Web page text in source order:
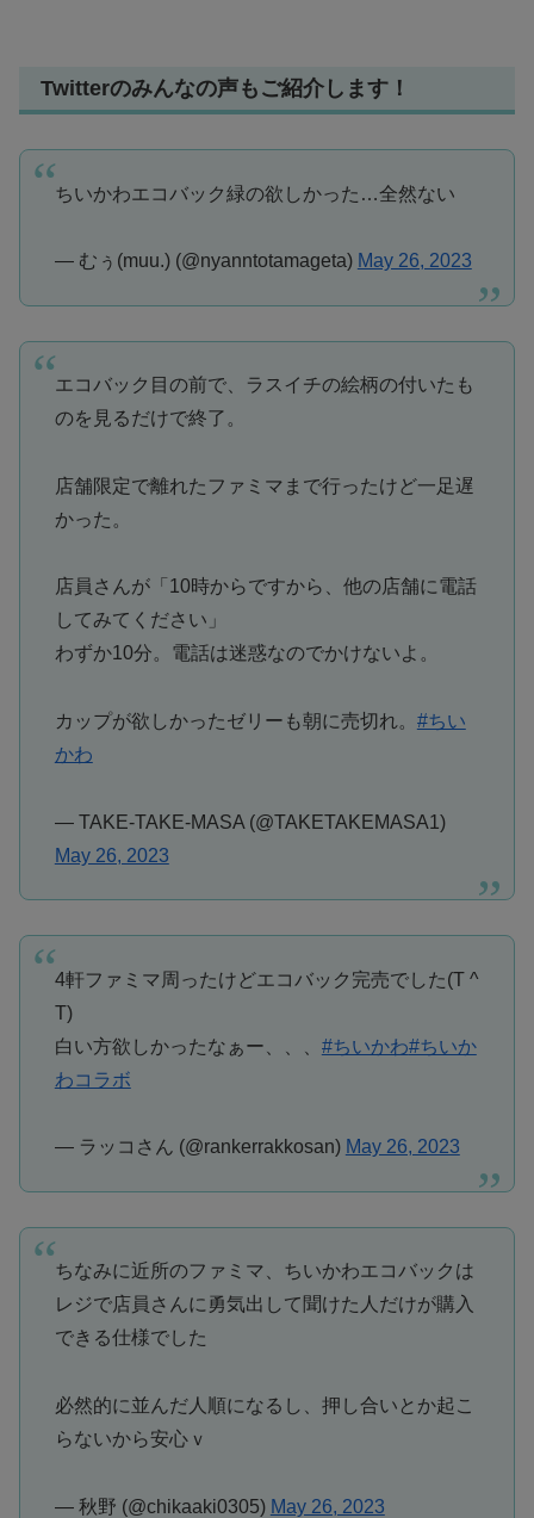
Twitterのみんなの声もご紹介します！
ちいかわエコバック緑の欲しかった…全然ない
— むぅ(muu.) (@nyanntotamageta) May 26, 2023
エコバック目の前で、ラスイチの絵柄の付いたも
のを見るだけで終了。
店舗限定で離れたファミマまで行ったけど一足遅
かった。
店員さんが「10時からですから、他の店舗に電話
してみてください」
わずか10分。電話は迷惑なのでかけないよ。
カップが欲しかったゼリーも朝に売切れ。 #ちい
かわ
— TAKE-TAKE-MASA (@TAKETAKEMASA1)
May 26, 2023
4軒ファミマ周ったけどエコバック完売でした(T ^
T)
白い方欲しかったなぁー、、、 #ちいかわ#ちいか
わコラボ
— ラッコさん (@rankerrakkosan) May 26, 2023
ちなみに近所のファミマ、ちいかわエコバックは
レジで店員さんに勇気出して聞けた人だけが購入
できる仕様でした
必然的に並んだ人順になるし、押し合いとか起こ
らないから安心ｖ
— 秋野 (@chikaaki0305) May 26, 2023